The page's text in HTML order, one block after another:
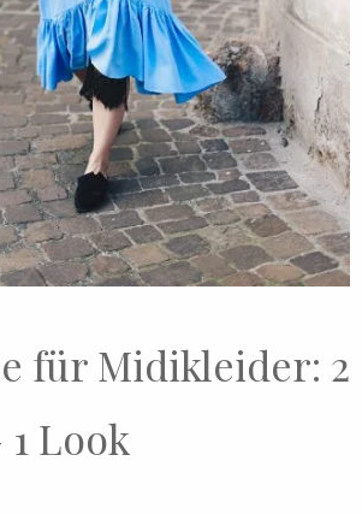
für Midikleider: 2
Look